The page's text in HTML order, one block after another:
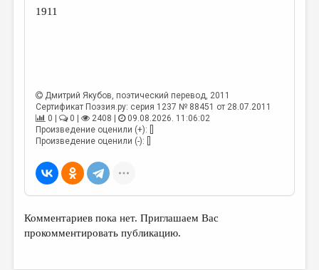
1911
Дмитрий Якубов, поэтический перевод, 2011
Сертификат Поэзия.ру: серия 1237 № 88451 от 28.07.2011
0 |
0 | 2408 |
09.08.2026. 11:06:02
Произведение оценили (+): []
Произведение оценили (-): []
Комментариев пока нет. Приглашаем Вас
прокомментировать публикацию.